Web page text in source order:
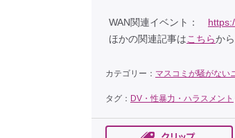
WAN関連イベント：
ほかの関連記事はこちらから
カテゴリー： マスコミが騒がない
タグ： DV・性暴力・ハラスメント